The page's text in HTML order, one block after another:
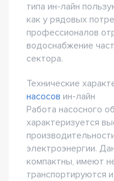
типа ин-лайн
как у рядовых
профессионалов
водоснабжение
сектора.
Технические
насосов ин-лайн
Работа насосного
характеризуется
электроэнергии.
компактны, имеют
транспортируются